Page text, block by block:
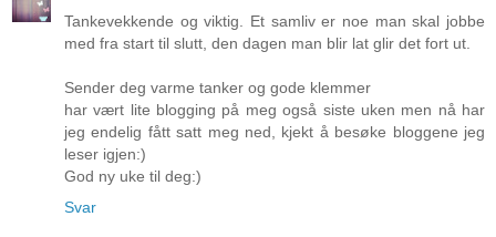
Tankevekkende og viktig. Et samliv er noe man skal jobbe
med fra start til slutt, den dagen man blir lat glir det fort ut.
Sender deg varme tanker og gode klemmer
har vært lite blogging på meg også siste uken men nå har
jeg endelig fått satt meg ned, kjekt å besøke bloggene jeg
leser igjen:)
God ny uke til deg:)
Svar